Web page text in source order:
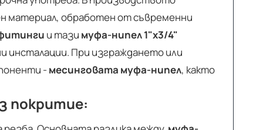
материал, обработен от съвременни
и тази муфа-нипел 1"х3/4"
инсталации. При изграждането или
- месинговата муфа-нипел, както
покритие: